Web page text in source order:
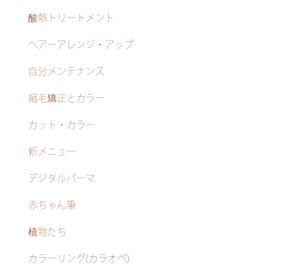
酸熱トリートメント
ヘアーアレンジ・アップ
自分メンテナンス
縮毛矯正とカラー
カット・カラー
新メニュー
デジタルパーマ
赤ちゃん筆
植物たち
カラーリング(カラオペ)